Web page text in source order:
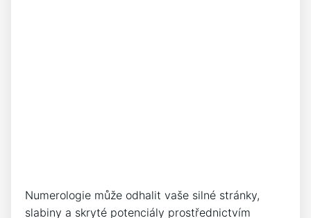
Numerologie může odhalit vaše silné stránky,
slabiny a skryté potenciály prostřednictvím